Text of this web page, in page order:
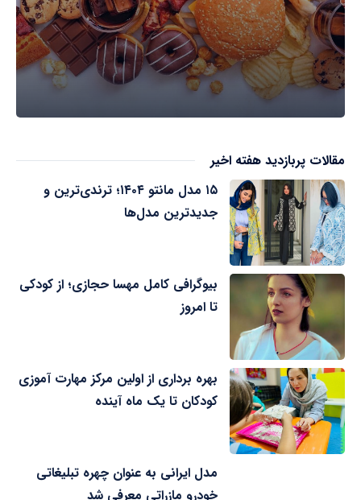
مقالات پربازدید هفته اخیر
۱۵ مدل مانتو ۱۴۰۴؛ ترندی‌ترین و
جدیدترین مدل‌ها
بیوگرافی کامل مهسا حجازی؛ از کودکی
تا امروز
بهره برداری از اولین مرکز مهارت آموزی
کودکان تا یک ماه آینده
مدل ایرانی به عنوان چهره تبلیغاتی
خودرو مازراتی معرفی شد